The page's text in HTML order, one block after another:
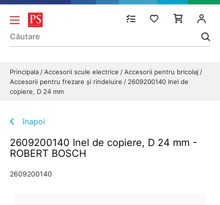
Principala Accesorii scule electrice
Accesorii pentru bricolaj
Accesorii pentru frezare și rindeluire
2609200140 Inel de
copiere, D 24 mm
înapoi
2609200140 Inel de copiere, D 24 mm -
ROBERT BOSCH
2609200140